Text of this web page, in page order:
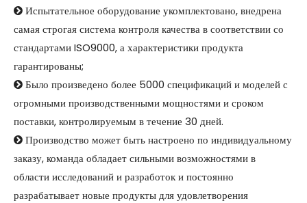
 Испытательное оборудование укомплектовано, внедрена
самая строгая система контроля качества в соответствии со
стандартами ISO9000, а характеристики продукта
гарантированы;
 Было произведено более 5000 спецификаций и моделей с
огромными производственными мощностями и сроком
поставки, контролируемым в течение 30 дней.
 Производство может быть настроено по индивидуальному
заказу, команда обладает сильными возможностями в
области исследований и разработок и постоянно
разрабатывает новые продукты для удовлетворения